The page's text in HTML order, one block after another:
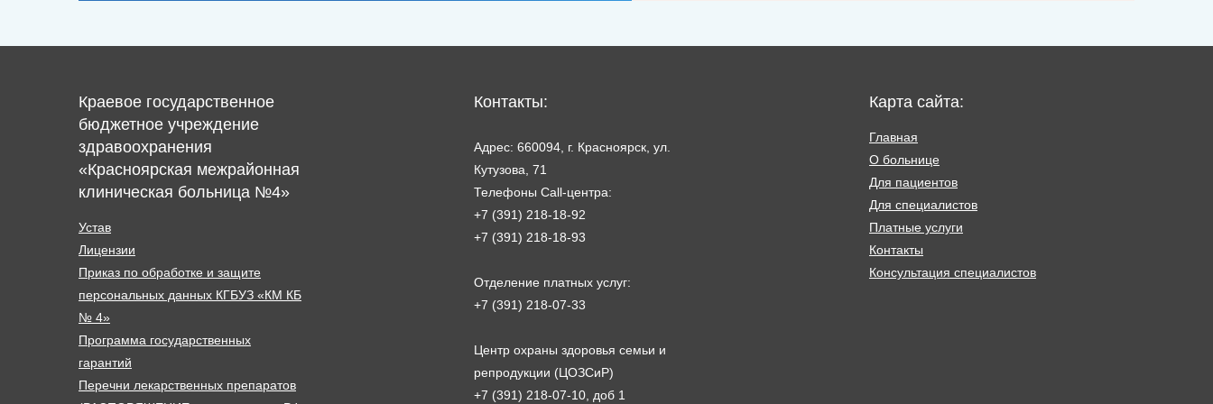
Краевое государственное
бюджетное учреждение
здравоохранения
«Красноярская межрайонная
клиническая больница №4»
Устав
Лицензии
Приказ по обработке и защите
персональных данных КГБУЗ «КМ КБ
№ 4»
Программа государственных
гарантий
Перечни лекарственных препаратов
Контакты:
Адрес: 660094, г. Красноярск, ул.
Кутузова, 71
Телефоны Call-центра:
+7 (391) 218-18-92
+7 (391) 218-18-93
Отделение платных услуг:
+7 (391) 218-07-33
Центр охраны здоровья семьи и
репродукции (ЦОЗСиР)
+7 (391) 218-07-10, доб 1
Карта сайта:
Главная
О больнице
Для пациентов
Для специалистов
Платные услуги
Контакты
Консультация специалистов